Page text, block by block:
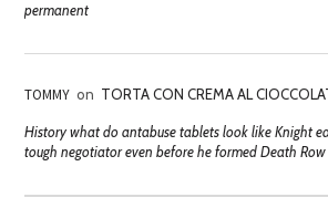
permanent
TOMMY on TORTA CON CREMA AL
History what do antabuse tablets look like Knight
tough negotiator even before he formed Death Row